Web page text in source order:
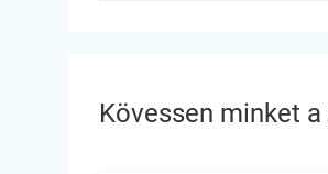
Kövessen minket a